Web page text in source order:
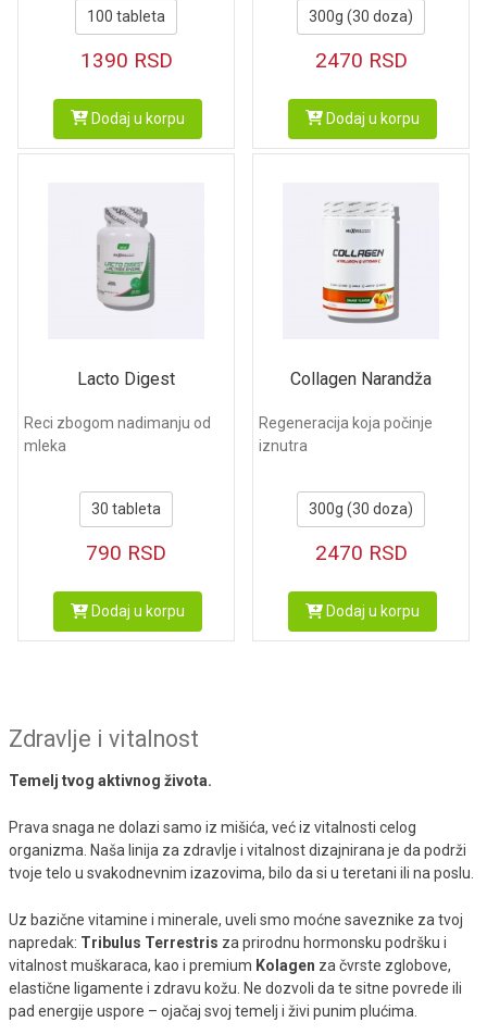
100 tableta
1390 RSD
Dodaj u korpu
300g (30 doza)
2470 RSD
Dodaj u korpu
Lacto Digest
Reci zbogom nadimanju od
mleka
30 tableta
790 RSD
Dodaj u korpu
Collagen Narandža
Regeneracija koja počinje
iznutra
300g (30 doza)
2470 RSD
Dodaj u korpu
Zdravlje i vitalnost
Temelj tvog aktivnog života.
Prava snaga ne dolazi samo iz mišića, već iz vitalnosti celog
organizma. Naša linija za zdravlje i vitalnost dizajnirana je da podrži
tvoje telo u svakodnevnim izazovima, bilo da si u teretani ili na poslu.
Uz bazične vitamine i minerale, uveli smo moćne saveznike za tvoj
napredak: Tribulus Terrestris za prirodnu hormonsku podršku i
vitalnost muškaraca, kao i premium Kolagen za čvrste zglobove,
elastične ligamente i zdravu kožu. Ne dozvoli da te sitne povrede ili
pad energije uspore – ojačaj svoj temelj i živi punim plućima.